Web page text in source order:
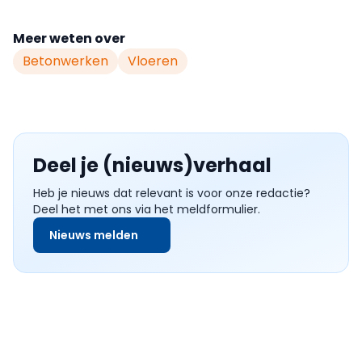
Meer weten over
Betonwerken
Vloeren
Deel je (nieuws)verhaal
Heb je nieuws dat relevant is voor onze redactie?
Deel het met ons via het meldformulier.
Nieuws melden